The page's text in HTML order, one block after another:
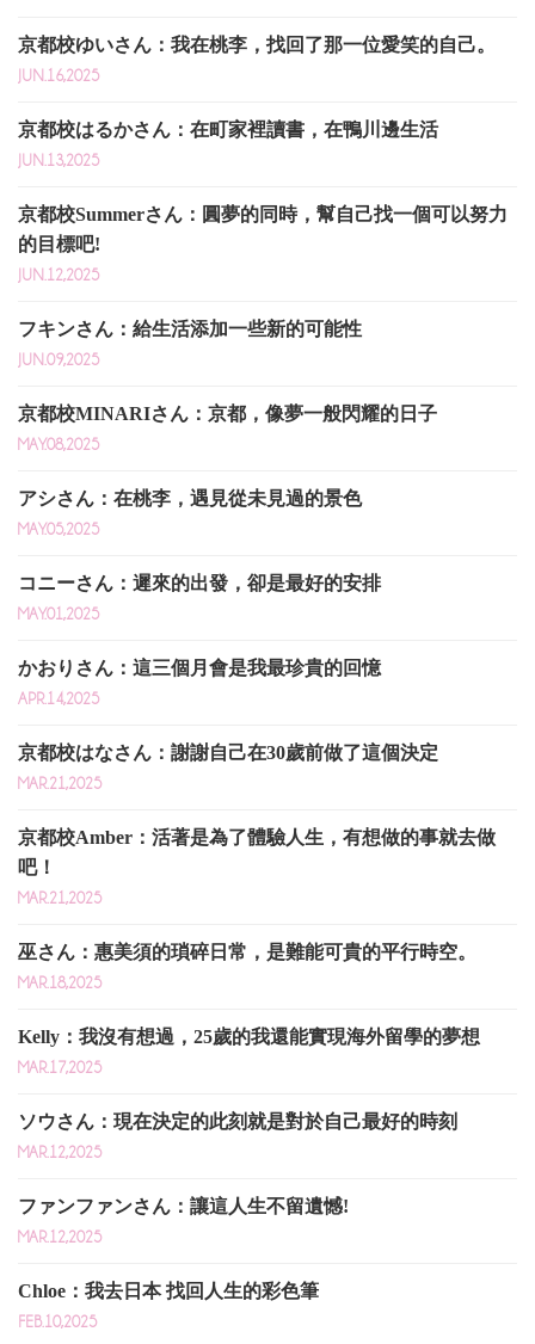
京都校ゆいさん：我在桃李，找回了那一位愛笑的自己。
JUN.16,2025
京都校はるかさん：在町家裡讀書，在鴨川邊生活
JUN.13,2025
京都校Summerさん：圓夢的同時，幫自己找一個可以努力
的目標吧!
JUN.12,2025
フキンさん：給生活添加一些新的可能性
JUN.09,2025
京都校MINARIさん：京都，像夢一般閃耀的日子
MAY.08,2025
アシさん：在桃李，遇見從未見過的景色
MAY.05,2025
コニーさん：遲來的出發，卻是最好的安排
MAY.01,2025
かおりさん：這三個月會是我最珍貴的回憶
APR.14,2025
京都校はなさん：謝謝自己在30歲前做了這個決定
MAR.21,2025
京都校Amber：活著是為了體驗人生，有想做的事就去做
吧！
MAR.21,2025
巫さん：惠美須的瑣碎日常，是難能可貴的平行時空。
MAR.18,2025
Kelly：我沒有想過，25歲的我還能實現海外留學的夢想
MAR.17,2025
ソウさん：現在決定的此刻就是對於自己最好的時刻
MAR.12,2025
ファンファンさん：讓這人生不留遺憾!
MAR.12,2025
Chloe：我去日本 找回人生的彩色筆
FEB.10,2025